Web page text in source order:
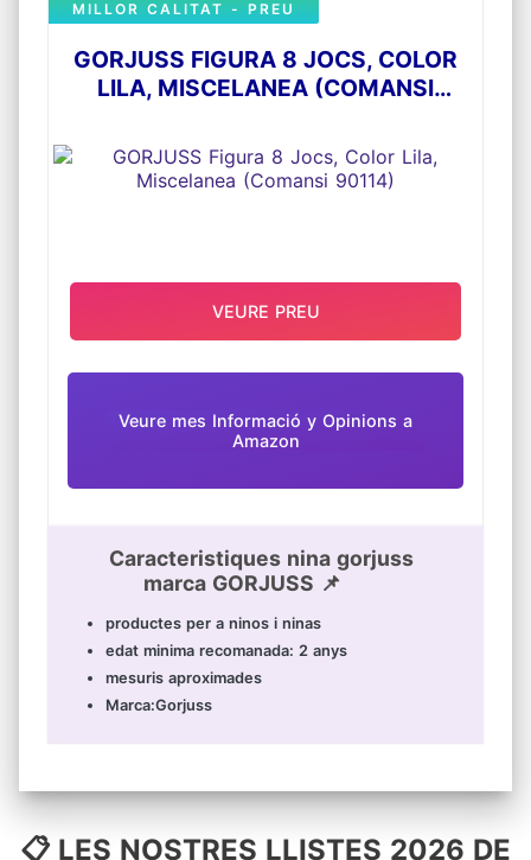
GORJUSS FIGURA 8 JOCS, COLOR
LILA, MISCELANEA (COMANSI
MILLOR CALITAT - PREU
Veure mes Informació y Opinions a
Amazon
Caracteristiques nina gorjuss
marca GORJUSS 📌
productes per a ninos i ninas
edat minima recomanada: 2 anys
mesuris aproximades
Marca:Gorjuss
VEURE PREU
📋 LES NOSTRES LLISTES 2026 DE